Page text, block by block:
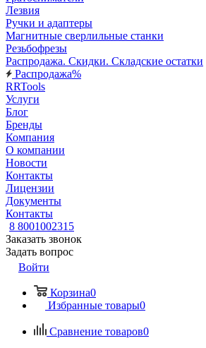
Лезвия
Ручки и адаптеры
Магнитные сверлильные станки
Резьбофрезы
Распродажа. Скидки. Складские остатки
Распродажа%
RRTools
Услуги
Блог
Бренды
Компания
О компании
Новости
Контакты
Лицензии
Документы
Контакты
8 8001002315
Заказать звонок
Задать вопрос
Войти
Корзина0
Избранные товары0
Сравнение товаров0